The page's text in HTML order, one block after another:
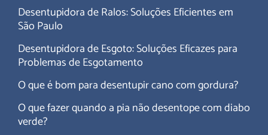
Desentupidora de Ralos: Soluções Eficientes em
São Paulo
Desentupidora de Esgoto: Soluções Eficazes para
Problemas de Esgotamento
O que é bom para desentupir cano com gordura?
O que fazer quando a pia não desentope com diabo
verde?